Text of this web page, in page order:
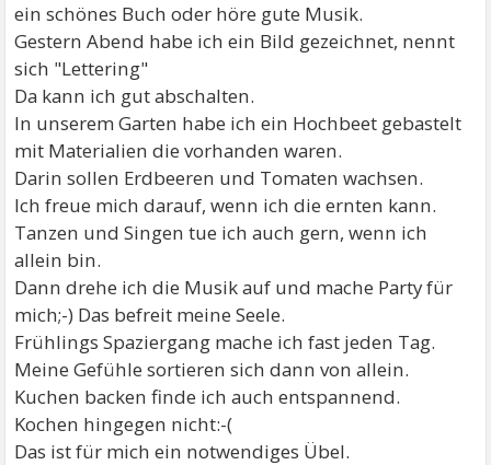
ein schönes Buch oder höre gute Musik.
Gestern Abend habe ich ein Bild gezeichnet, nennt
sich "Lettering"
Da kann ich gut abschalten.
In unserem Garten habe ich ein Hochbeet gebastelt
mit Materialien die vorhanden waren.
Darin sollen Erdbeeren und Tomaten wachsen.
Ich freue mich darauf, wenn ich die ernten kann.
Tanzen und Singen tue ich auch gern, wenn ich
allein bin.
Dann drehe ich die Musik auf und mache Party für
mich;-) Das befreit meine Seele.
Frühlings Spaziergang mache ich fast jeden Tag.
Meine Gefühle sortieren sich dann von allein.
Kuchen backen finde ich auch entspannend.
Kochen hingegen nicht:-(
Das ist für mich ein notwendiges Übel.